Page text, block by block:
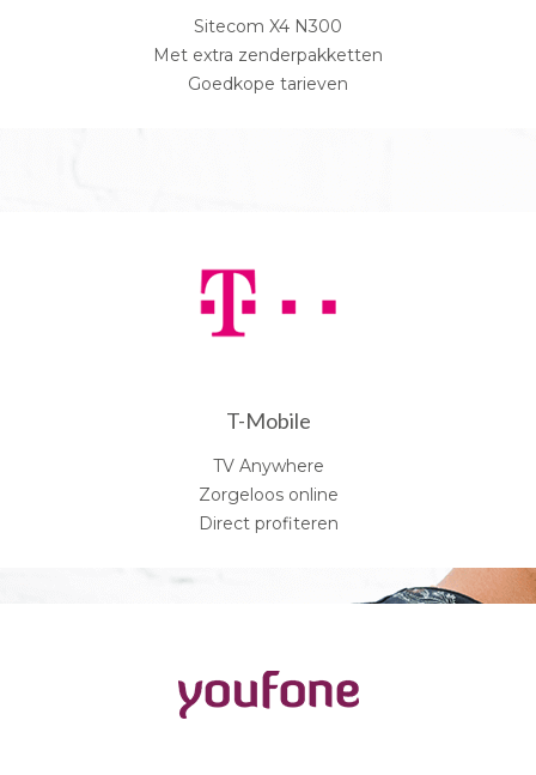
Sitecom X4 N300
Met extra zenderpakketten
Goedkope tarieven
T-Mobile
TV Anywhere
Zorgeloos online
Direct profiteren